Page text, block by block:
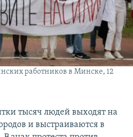
работников в Минске, 12
тысяч людей выходят на
и выстраиваются в